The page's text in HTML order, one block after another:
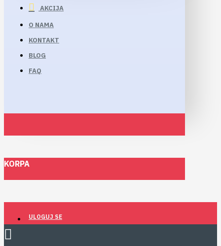
AKCIJA
O NAMA
KONTAKT
BLOG
FAQ
KORPA
ULOGUJ SE